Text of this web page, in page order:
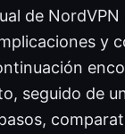
de
y
seguido de